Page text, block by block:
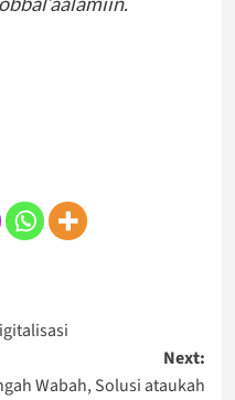
Next:
Wabah, Solusi ataukah